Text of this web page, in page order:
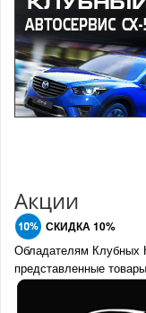
Акции
СКИДКА 10%
Обладателям Клубных
представленные